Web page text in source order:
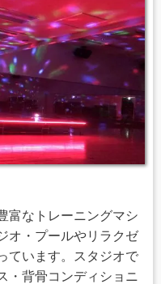
富なトレーニングマシ
オ・プールやリラクゼ
ています。スタジオで
・背骨コンディショニ